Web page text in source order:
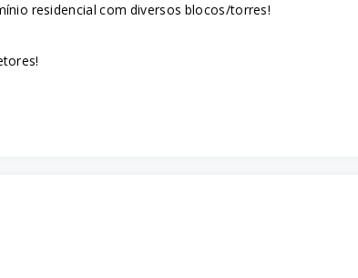
residencial com diversos blocos/torres!